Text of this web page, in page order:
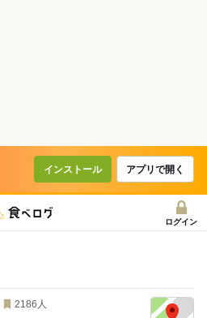
インストール アプリで開く
ログイン
2186 人